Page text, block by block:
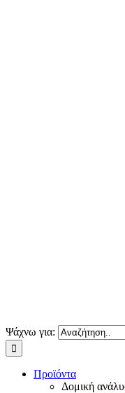
Ψάχνω για:
Προϊόντα
Δομική